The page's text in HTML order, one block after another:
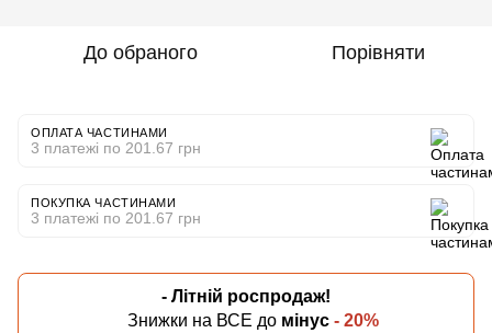
До обраного Порівняти
ОПЛАТА ЧАСТИНАМИ
3 платежі по 201.67 грн
ПОКУПКА ЧАСТИНАМИ
3 платежі по 201.67 грн
- Літній роспродаж!
Знижки на ВСЕ до мінус - 20%